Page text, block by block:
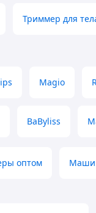
Триммер для
Magio
BaByliss
оптом